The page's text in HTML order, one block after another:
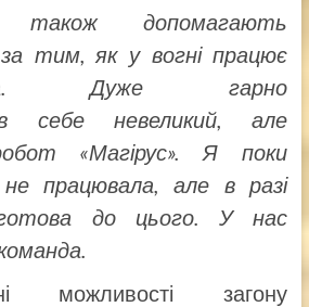
також допомагають
тим, як у вогні працює
Дуже гарно
себе невеликий, але
«Магірус». Я поки
працювала, але в разі
готова до цього. У нас
можливості загону